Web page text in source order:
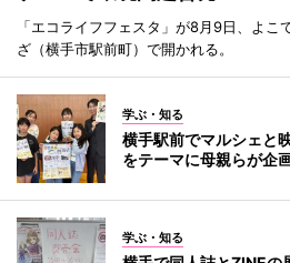
「エコライフフェスタ」が8月9日、よこ
ざ（横手市駅前町）で開かれる。
学ぶ・知る
横手駅前でマルシェと
をテーマに母親らが企
学ぶ・知る